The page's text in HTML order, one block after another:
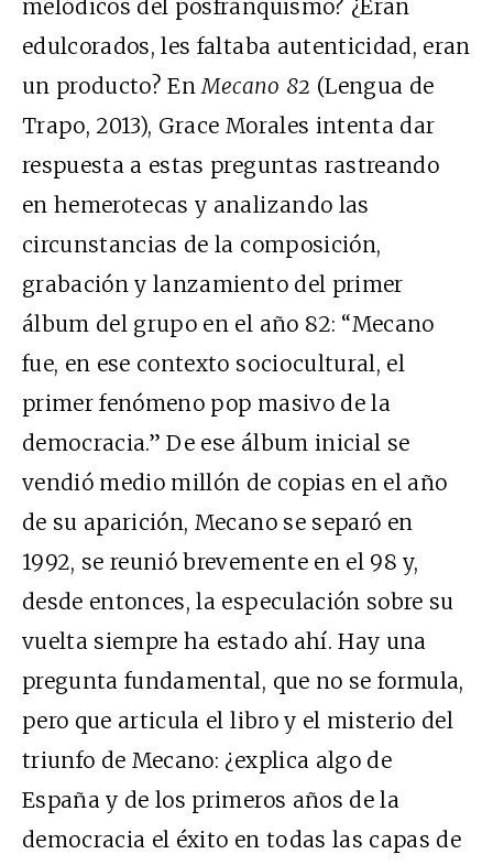
melódicos del posfranquismo? ¿Eran
edulcorados, les faltaba autenticidad, eran
un producto? EnMecano 82 (Lengua de
Trapo, 2013), Grace Morales intenta dar
respuesta a estas preguntas rastreando
en hemerotecas y analizando las
circunstancias de la composición,
grabación y lanzamiento del primer
álbum del grupo en el año 82: “Mecano
fue, en ese contexto sociocultural, el
primer fenómeno pop masivo de la
democracia.” De ese álbum inicial se
vendió medio millón de copias en el año
de su aparición, Mecano se separó en
1992, se reunió brevemente en el 98 y,
desde entonces, la especulación sobre su
vuelta siempre ha estado ahí. Hay una
pregunta fundamental, que no se formula,
pero que articula el libro y el misterio del
triunfo de Mecano: ¿explica algo de
España y de los primeros años de la
democracia el éxito en todas las capas de